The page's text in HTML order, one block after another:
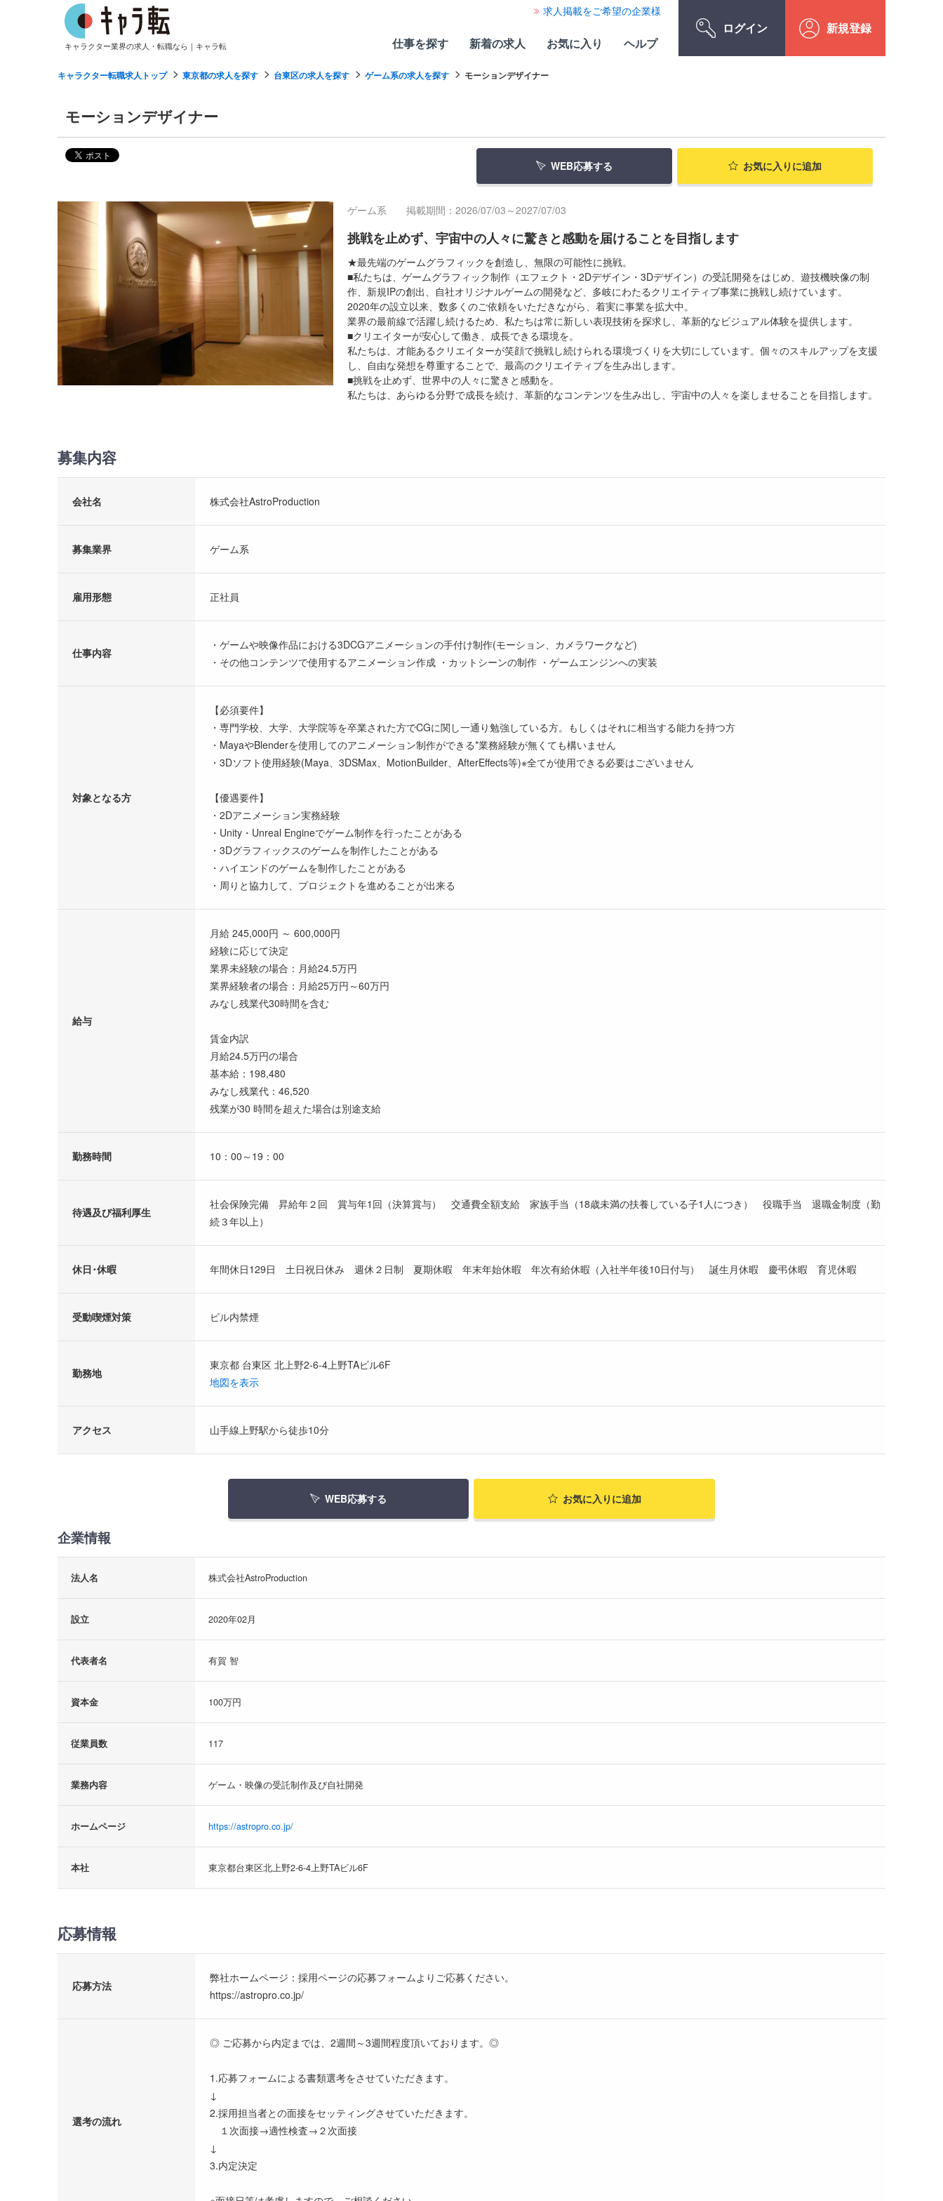
キャラクター業界の求人・転職なら｜キャラ転
求人掲載をご希望の企業様
仕事を探す 新着の求人 お気に入り ヘルプ
ログイン 新規登録
キャラクター転職求人トップ 東京都の求人を探す 台東区の求人を探す ゲーム系の求人を探す モーションデザイナー
モーションデザイナー
WEB応募する お気に入り に追加
ゲーム系 掲載期間：2026/07/03～2027/07/03
挑戦を止めず、宇宙中の人々に驚きと感動を届けることを目指します
★最先端のゲームグラフィックを創造し、無限の可能性に挑戦。
■私たちは、ゲームグラフィック制作（エフェクト・2Dデザイン・3Dデザイン）の受託開発をはじめ、遊技機映像の制
作、新規IPの創出、自社オリジナルゲームの開発など、多岐にわたるクリエイティブ事業に挑戦し続けています。
2020年の設立以来、数多くのご依頼をいただきながら、着実に事業を拡大中。
業界の最前線で活躍し続けるため、私たちは常に新しい表現技術を探求し、革新的なビジュアル体験を提供します。
■クリエイターが安心して働き、成長できる環境を。
私たちは、才能あるクリエイターが笑顔で挑戦し続けられる環境づくりを大切にしています。個々のスキルアップを支援
し、自由な発想を尊重することで、最高のクリエイティブを生み出します。
■挑戦を止めず、世界中の人々に驚きと感動を。
私たちは、あらゆる分野で成長を続け、革新的なコンテンツを生み出し、宇宙中の人々を楽しませることを目指します。
募集内容
会社名 株式会社AstroProduction
募集業界 ゲーム系
雇用形態 正社員
仕事内容
・ゲームや映像作品における3DCGアニメーションの手付け制作(モーション、カメラワークなど)
・その他コンテンツで使用するアニメーション作成 ・カットシーンの制作 ・ゲームエンジンへの実装
対象となる方
【必須要件】
・専門学校、大学、大学院等を卒業された方でCGに関し一通り勉強している方。もしくはそれに相当する能力を持つ方
・MayaやBlenderを使用してのアニメーション制作ができる*業務経験が無くても構いません
・3Dソフト使用経験(Maya、3DSMax、MotionBuilder、AfterEffects等)※全てが使用できる必要はございません
【優遇要件】
・2Dアニメーション実務経験
・Unity・Unreal Engineでゲーム制作を行ったことがある
・3Dグラフィックスのゲームを制作したことがある
・ハイエンドのゲームを制作したことがある
・周りと協力して、プロジェクトを進めることが出来る
給与
月給 245,000円 ～ 600,000円
経験に応じて決定
業界未経験の場合：月給24.5万円
業界経験者の場合：月給25万円～60万円
みなし残業代30時間を含む
賃金内訳
月給24.5万円の場合
基本給：198,480
みなし残業代：46,520
残業が30 時間を超えた場合は別途支給
勤務時間 10：00～19：00
待遇及び福利厚生
社会保険完備 昇給年２回 賞与年1回（決算賞与） 交通費全額支給 家族手当（18歳未満の扶養している子1人につき） 役職手当 退職金制度（勤
続３年以上）
休日･休暇 年間休日129日 土日祝日休み 週休２日制 夏期休暇 年末年始休暇 年次有給休暇（入社半年後10日付与） 誕生月休暇 慶弔休暇 育児休暇
受動喫煙対策 ビル内禁煙
勤務地
東京都 台東区 北上野2-6-4上野TAビル6F
地図を表示
アクセス 山手線上野駅から徒歩10分
WEB応募する お気に入り に追加
企業情報
法人名 株式会社AstroProduction
設立 2020年02月
代表者名 有賀 智
資本金 100万円
従業員数 117
業務内容 ゲーム・映像の受託制作及び自社開発
ホームページ https://astropro.co.jp/
本社 東京都台東区北上野2-6-4上野TAビル6F
応募情報
応募方法
弊社ホームページ：採用ページの応募フォームよりご応募ください。
https://astropro.co.jp/
選考の流れ
◎ ご応募から内定までは、2週間～3週間程度頂いております。◎
1.応募フォームによる書類選考をさせていただきます。
↓
2.採用担当者との面接をセッティングさせていただきます。
１次面接→適性検査→２次面接
↓
3.内定決定